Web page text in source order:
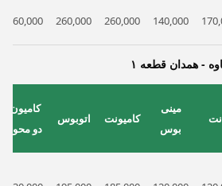
140,000
260,000
260,000
260,000
- همدان قطعه ۱
مینی
بوس
کامیونت اتوبوس
کامیون
دو محور